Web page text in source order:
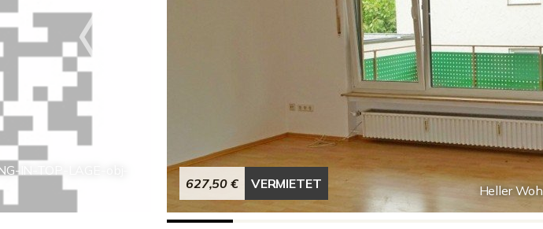
IN-TOP-LAGE-obj-
Heller
627,50 € VERMIETET